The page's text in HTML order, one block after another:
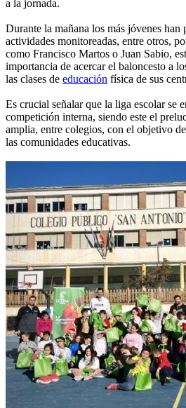
a la jornada.
Durante la mañana los más jóvenes han
actividades monitoreadas, entre otros,
como Francisco Martos o Juan Sabio,
importancia de acercar el baloncesto a
las clases de educación física de sus
Es crucial señalar que la liga escolar se
competición interna, siendo este el
amplia, entre colegios, con el objetivo
las comunidades educativas.